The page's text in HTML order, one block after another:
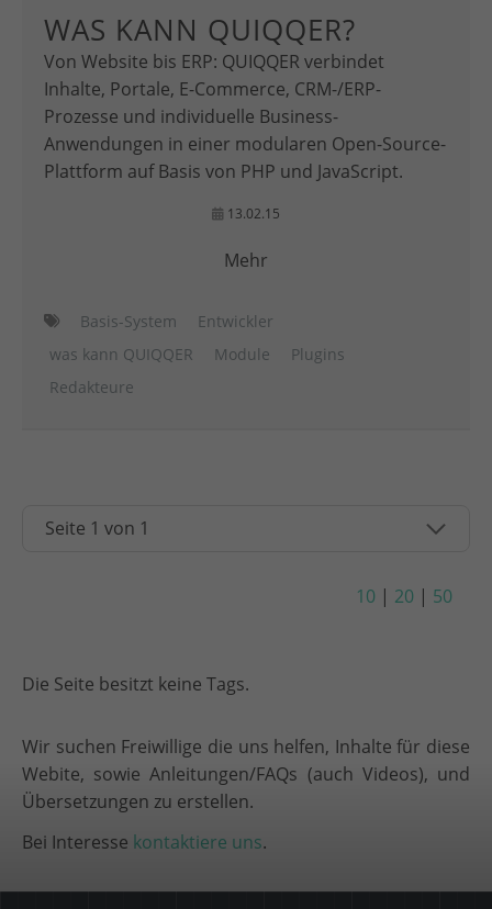
WAS KANN QUIQQER?
Von Website bis ERP: QUIQQER verbindet
Inhalte, Portale, E-Commerce, CRM-/ERP-
Prozesse und individuelle Business-
Anwendungen in einer modularen Open-Source-
Plattform auf Basis von PHP und JavaScript.
13.02.15
Mehr
Basis-System
Entwickler
was kann QUIQQER
Module
Plugins
Redakteure
10 | 20 | 50
Die Seite besitzt keine Tags.
Wir suchen Freiwillige die uns helfen, Inhalte für diese
Webite, sowie Anleitungen/FAQs (auch Videos), und
Übersetzungen zu erstellen.
Bei Interesse kontaktiere uns.